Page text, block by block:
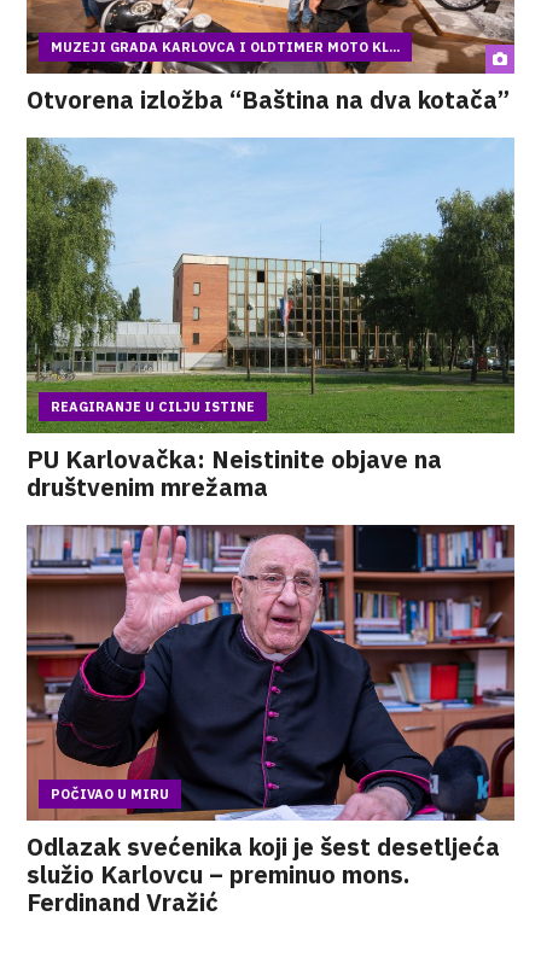
MUZEJI GRADA KARLOVCA I OLDTIMER MOTO KL...
Otvorena izložba “Baština na dva kotača”
REAGIRANJE U CILJU ISTINE
PU Karlovačka: Neistinite objave na
društvenim mrežama
POČIVAO U MIRU
Odlazak svećenika koji je šest desetljeća
služio Karlovcu – preminuo mons.
Ferdinand Vražić